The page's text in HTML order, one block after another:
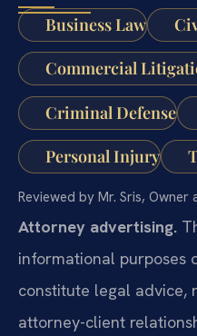
Business Law
Commercial
Criminal Defense
Personal Injury
Reviewed by Mr. Sris, Owner
Attorney advertising.
informational purposes
constitute legal advice,
attorney-client